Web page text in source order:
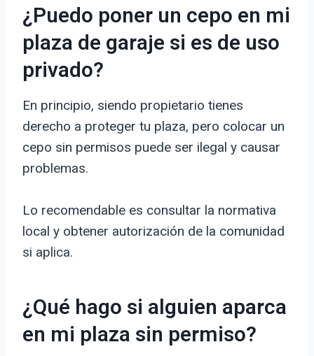
¿Puedo poner un cepo en mi
plaza de garaje si es de uso
privado?
En principio, siendo propietario tienes
derecho a proteger tu plaza, pero colocar un
cepo sin permisos puede ser ilegal y causar
problemas.
Lo recomendable es consultar la normativa
local y obtener autorización de la comunidad
si aplica.
¿Qué hago si alguien aparca
en mi plaza sin permiso?